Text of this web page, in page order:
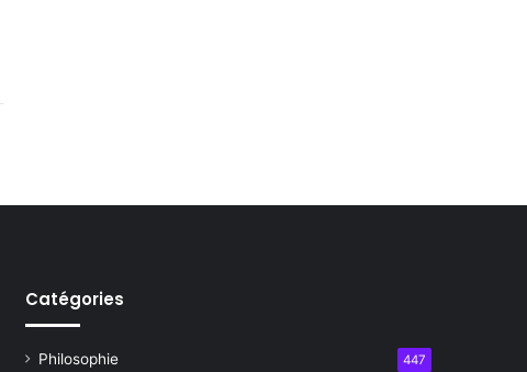
Catégories
Philosophie 447